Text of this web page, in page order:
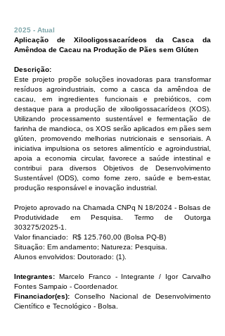
2025 - Atual
Aplicação de Xilooligossacarídeos da Casca da
Amêndoa de Cacau na Produção de Pães sem Glúten
Descrição:
Este projeto propõe soluções inovadoras para transformar
resíduos agroindustriais, como a casca da amêndoa de
cacau, em ingredientes funcionais e prebióticos, com
destaque para a produção de xilooligossacarídeos (XOS).
Utilizando processamento sustentável e fermentação de
farinha de mandioca, os XOS serão aplicados em pães sem
glúten, promovendo melhorias nutricionais e sensoriais. A
iniciativa impulsiona os setores alimentício e agroindustrial,
apoia a economia circular, favorece a saúde intestinal e
contribui para diversos Objetivos de Desenvolvimento
Sustentável (ODS), como fome zero, saúde e bem-estar,
produção responsável e inovação industrial.
Projeto aprovado na Chamada CNPq N 18/2024 - Bolsas de
Produtividade em Pesquisa. Termo de Outorga
303275/2025-1.
Valor financiado: R$ 125.760,00 (Bolsa PQ-B)
Situação: Em andamento; Natureza: Pesquisa.
Alunos envolvidos: Doutorado: (1).
Integrantes: Marcelo Franco - Integrante / Igor Carvalho
Fontes Sampaio - Coordenador.
Financiador(es): Conselho Nacional de Desenvolvimento
Científico e Tecnológico - Bolsa.